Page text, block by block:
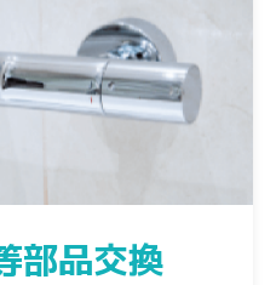
部品交換